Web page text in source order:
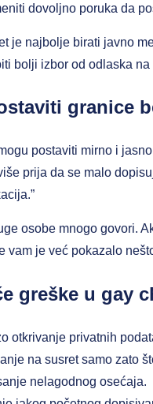
dovoljno poruka da
je najbolje birati javno
bolji izbor od odlaska
granice
postaviti mirno i
prija da se malo
osobe mnogo govori.
vam je već pokazalo
greške u gay
otkrivanje privatnih
na susret samo zato
nelagodnog osećaja.